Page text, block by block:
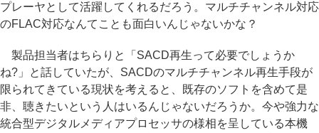
プレーヤとして活躍してくれるだろう。マルチチャンネル対応
のFLAC対応なんてことも面白いんじゃないかな？
製品担当者はちらりと「SACD再生って必要でしょうか
ね?」と話していたが、SACDのマルチチャンネル再生手段が
限られてきている現状を考えると、既存のソフトを含めて是
非、聴きたいという人はいるんじゃないだろうか。今や強力な
統合型デジタルメディアプロセッサの様相を呈している本機